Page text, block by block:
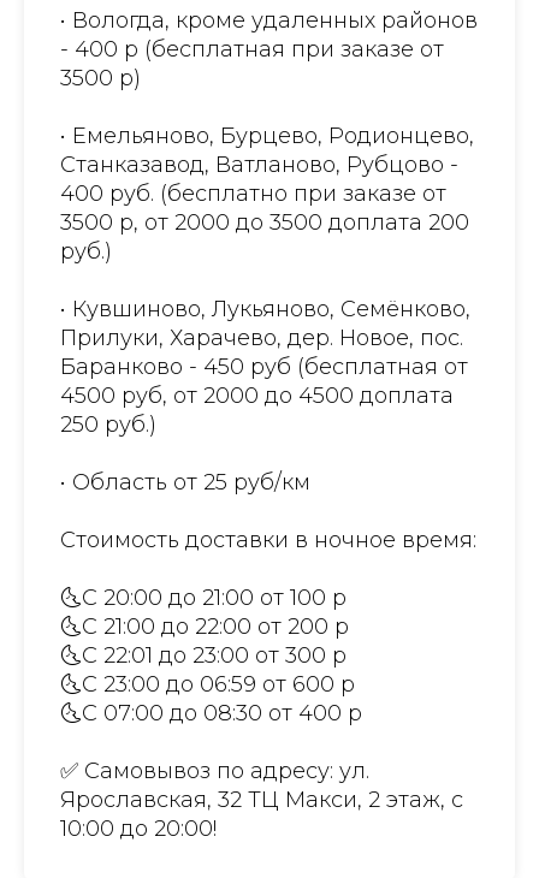
• Вологда, кроме удаленных районов
- 400 р (бесплатная при заказе от
3500 р)
• Емельяново, Бурцево, Родионцево,
Станказавод, Ватланово, Рубцово -
400 руб. (бесплатно при заказе от
3500 р, от 2000 до 3500 доплата 200
руб.)
• Кувшиново, Лукьяново, Семёнково,
Прилуки, Харачево, дер. Новое, пос.
Баранково - 450 руб (бесплатная от
4500 руб, от 2000 до 4500 доплата
250 руб.)
• Область от 25 руб/км
Стоимость доставки в ночное время:
🌜С 20:00 до 21:00 от 100 р
🌜С 21:00 до 22:00 от 200 р
🌜С 22:01 до 23:00 от 300 р
🌜С 23:00 до 06:59 от 600 р
🌜С 07:00 до 08:30 от 400 р
✅ Самовывоз по адресу: ул.
Ярославская, 32 ТЦ Макси, 2 этаж, с
10:00 до 20:00!